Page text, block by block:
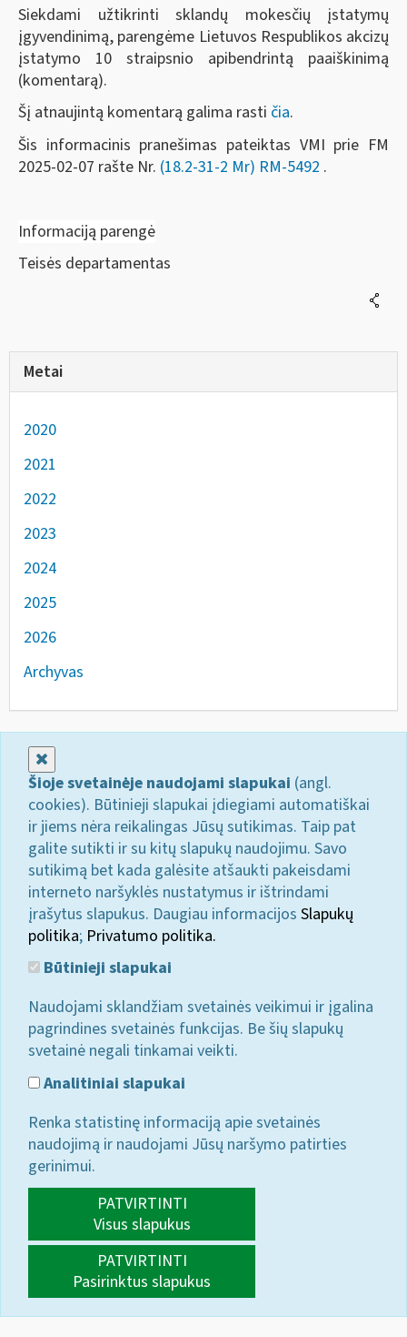
Siekdami užtikrinti sklandų mokesčių įstatymų
įgyvendinimą, parengėme Lietuvos Respublikos akcizų
įstatymo 10 straipsnio apibendrintą paaiškinimą
(komentarą).
Šį atnaujintą komentarą galima rasti čia.
Šis informacinis pranešimas pateiktas VMI prie FM
2025-02-07 rašte Nr. (18.2-31-2 Mr) RM-5492 .
Informaciją parengė
Teisės departamentas
Metai
2020
2021
2022
2023
2024
2025
2026
Archyvas
Šioje svetainėje naudojami slapukai (angl.
cookies). Būtinieji slapukai įdiegiami automatiškai
ir jiems nėra reikalingas Jūsų sutikimas. Taip pat
galite sutikti ir su kitų slapukų naudojimu. Savo
sutikimą bet kada galėsite atšaukti pakeisdami
interneto naršyklės nustatymus ir ištrindami
įrašytus slapukus. Daugiau informacijos Slapukų
politika; Privatumo politika.
Būtinieji slapukai
Naudojami sklandžiam svetainės veikimui ir įgalina
pagrindines svetainės funkcijas. Be šių slapukų
svetainė negali tinkamai veikti.
Analitiniai slapukai
Renka statistinę informaciją apie svetainės
naudojimą ir naudojami Jūsų naršymo patirties
gerinimui.
PATVIRTINTI
Visus slapukus
PATVIRTINTI
Pasirinktus slapukus